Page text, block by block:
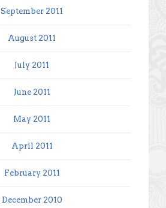
September 2011
August 2011
July 2011
June 2011
May 2011
April 2011
February 2011
December 2010